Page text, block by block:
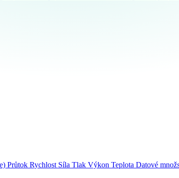
Průtok Rychlost Síla Tlak Výkon Teplota Datové